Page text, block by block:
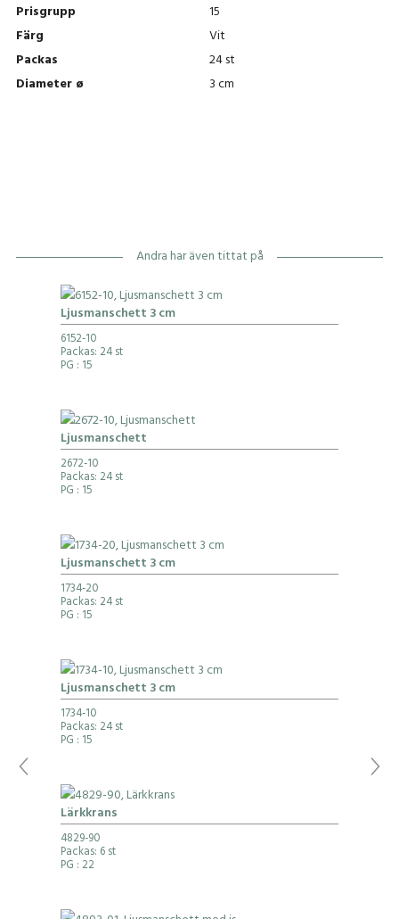
Prisgrupp
15
Färg
Vit
Packas
24 st
Diameter ø
3 cm
Andra har även tittat på
Ljusmanschett 3 cm
6152-10
Packas: 24 st
PG : 15
Ljusmanschett
2672-10
Packas: 24 st
PG : 15
Ljusmanschett 3 cm
1734-20
Packas: 24 st
PG : 15
Ljusmanschett 3 cm
1734-10
Packas: 24 st
PG : 15
Lärkkrans
4829-90
Packas: 6 st
PG : 22